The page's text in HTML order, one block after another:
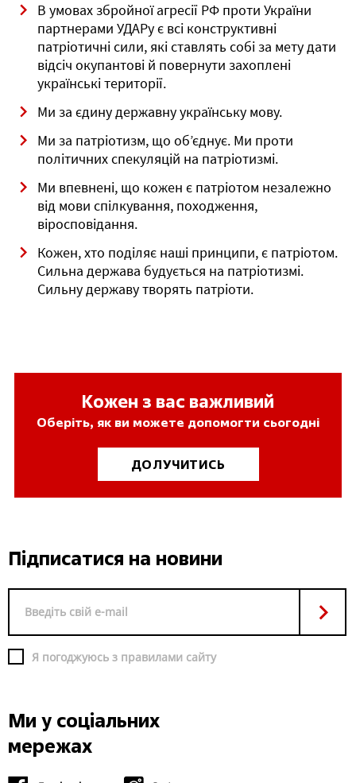
В умовах збройної агресії РФ проти України
партнерами УДАРу є всі конструктивні
патріотичні сили, які ставлять собі за мету дати
відсіч окупантові й повернути захоплені
українські території.
Ми за єдину державну українську мову.
Ми за патріотизм, що об’єднує. Ми проти
політичних спекуляцій на патріотизмі.
Ми впевнені, що кожен є патріотом незалежно
від мови спілкування, походження,
віросповідання.
Кожен, хто поділяє наші принципи, є патріотом.
Сильна держава будується на патріотизмі.
Сильну державу творять патріоти.
Кожен з вас важливий
Оберіть, як ви можете допомогти сьогодні
ДОЛУЧИТИСЬ
Підписатися на новини
Я погоджуюсь з правилами сайту
Ми у соціальних
мережах